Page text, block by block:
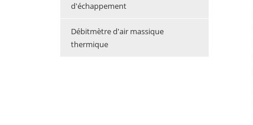
d'échappement
Débitmètre d'air massique
thermique